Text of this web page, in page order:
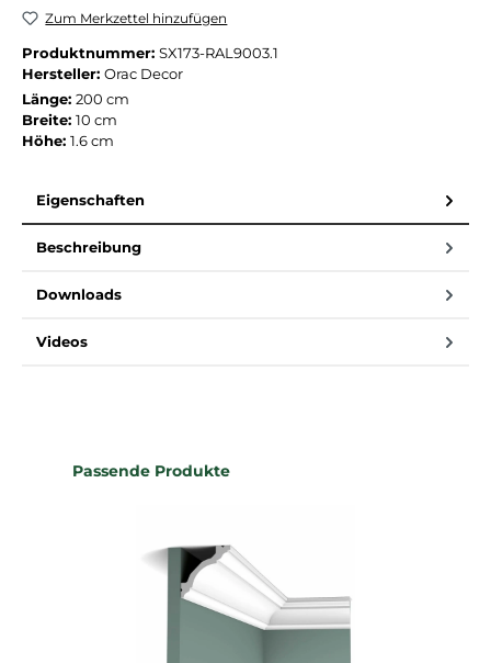
Zum Merkzettel hinzufügen
Produktnummer: SX173-RAL9003.1
Hersteller: Orac Decor
Länge: 200 cm
Breite: 10 cm
Höhe: 1.6 cm
Eigenschaften
Beschreibung
Downloads
Videos
Produktgalerie überspringen
Passende Produkte